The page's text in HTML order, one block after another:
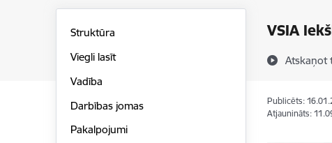
VSIA
Atskaņot
Struktūra
Viegli lasīt
Vadība
Darbības jomas
Pakalpojumi
Publicēts:
Atjaunināts: